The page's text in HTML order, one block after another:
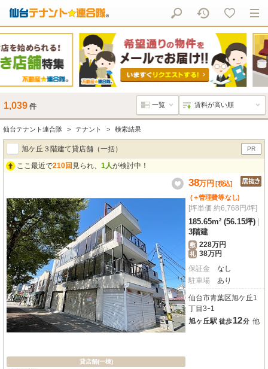
1,039 件
仙台テナント連合隊 テナント 検索結果
PR
旭ケ丘３階建て貸店舗（一括）
ここ最近で210回 見られ、 1人が検討中！
貸店舗(一棟)
38万円 [税込]
(＋管理費等なし)
[坪単価 約6,768円/坪]
185.65m² (56.15坪)
3階建
敷 228万円
礼 38万円
保証金
なし
駐車場
あり
仙台市青葉区旭ケ丘1
丁目3ｰ1
旭ヶ丘駅 徒歩12分 他